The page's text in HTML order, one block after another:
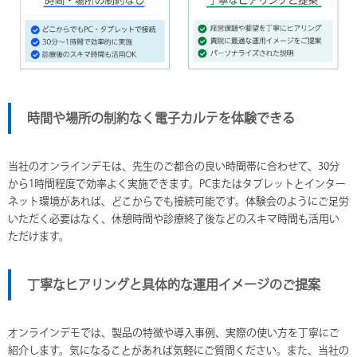
時間や場所の制約なく電子カルテを体験できる
当社のオンラインデモは、先生のご都合の良い時間帯に合わせて、30分
から1時間程度で効率よく実施できます。PCまたはタブレットとインター
ネット環境があれば、どこからでも接続可能です。体験会のようにご足労
いただく必要はなく、休憩時間や診療終了後などのスキマ時間も活用い
ただけます。
丁寧なヒアリングと具体的な運用イメージのご提案
オンラインデモでは、製品の特徴や導入事例、実際の使い方を丁寧にご
紹介します。気になることがあれば気軽にご質問ください。また、当社の